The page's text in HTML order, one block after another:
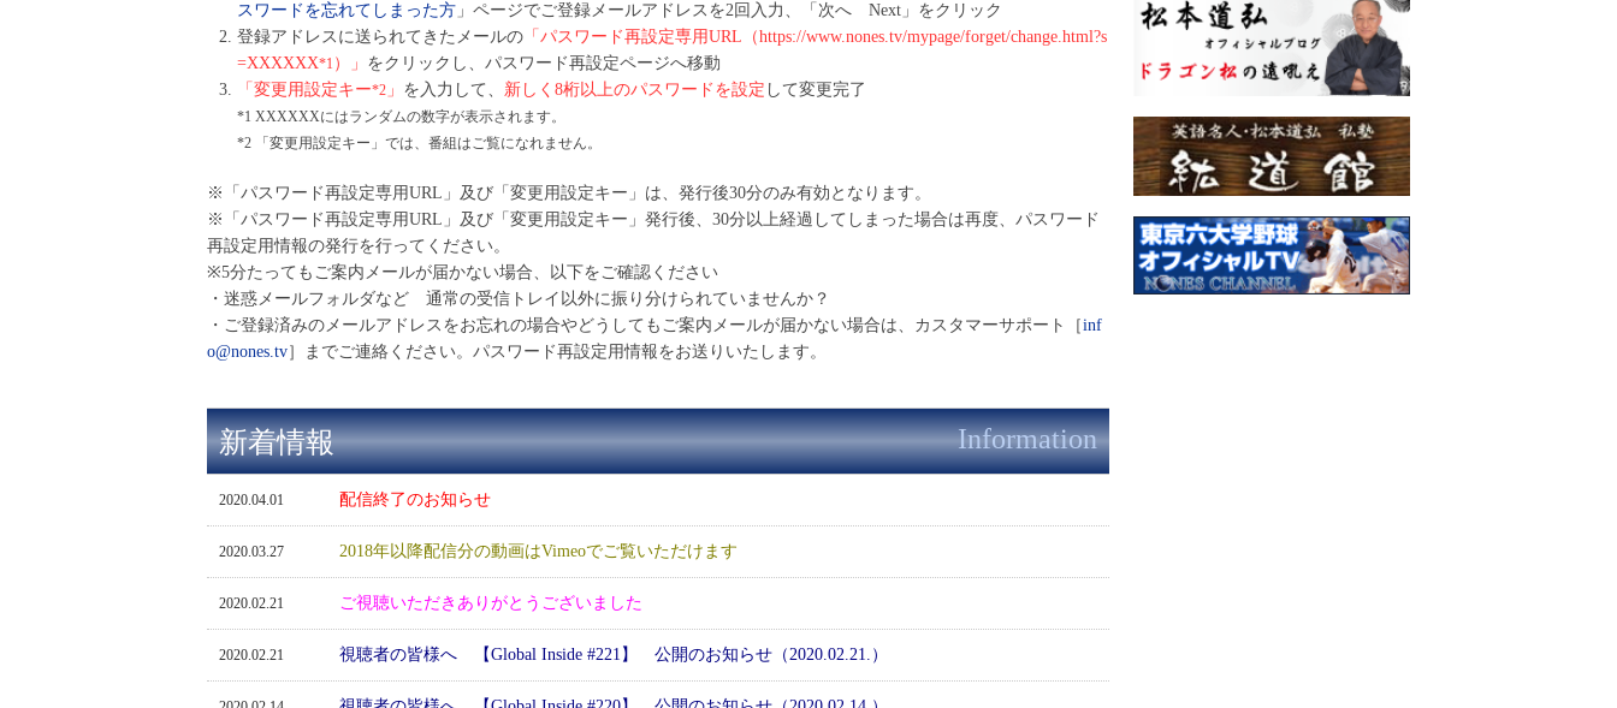
スワードを忘れてしまった方 」ページでご登録メールアドレスを2回入力、「次へ Next」をクリック
登録アドレスに送られてきたメールの 「パスワード再設定専用URL（https://www.nones.tv/mypage/forget/change.html?s
=XXXXXX*1 ）」 をクリックし、パスワード再設定ページへ移動
「変更用設定キー*2 」 を入力して、 新しく8桁以上のパスワードを設定 して変更完了
*1 XXXXXXにはランダムの数字が表示されます。
*2 「変更用設定キー」では、番組はご覧になれません。
※「パスワード再設定専用URL」及び「変更用設定キー」は、発行後30分のみ有効となります。
※「パスワード再設定専用URL」及び「変更用設定キー」発行後、30分以上経過してしまった場合は再度、パスワード
再設定用情報の発行を行ってください。
※5分たってもご案内メールが届かない場合、以下をご確認ください
・迷惑メールフォルダなど 通常の受信トレイ以外に振り分けられていませんか？
・ご登録済みのメールアドレスをお忘れの場合やどうしてもご案内メールが届かない場合は、カスタマーサポート［inf
o@nones.tv］までご連絡ください。パスワード再設定用情報をお送りいたします。
新着情報 Information
2020.04.01 配信終了のお知らせ
2020.03.27 2018年以降配信分の動画はVimeoでご覧いただけます
2020.02.21 ご視聴いただきありがとうございました
2020.02.21 視聴者の皆様へ 【Global Inside #221】 公開のお知らせ（2020.02.21.）